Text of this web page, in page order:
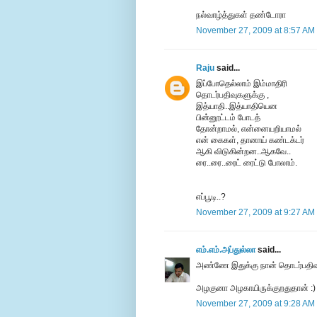
நல்வாழ்த்துகள் தண்டோரா
November 27, 2009 at 8:57 AM
Raju said...
இப்போதெல்லாம் இம்மாதிரி
தொடர்பதிவுகளுக்கு ,
இத்யாதி..இத்யாதியென
பின்னூட்டம் போடத்
தோன்றாமல், என்னையறியாமல்
என் கைகள், தானாய் கண்டக்டர்
ஆகி விடுகின்றன..ஆகவே..
ரை..ரை..ரைட் ரைட்டு போலாம்.
எப்பூடி..?
November 27, 2009 at 9:27 AM
எம்.எம்.அப்துல்லாsaid...
அண்ணே இதுக்கு நான்
அழகுனா அழகாயிருக்குறதுதான் :)
November 27, 2009 at 9:28 AM